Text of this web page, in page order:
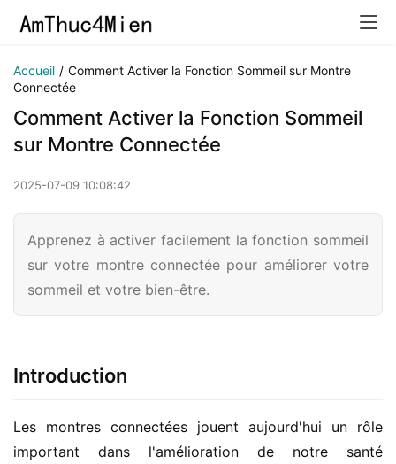
Accueil / Comment Activer la Fonction Sommeil sur Montre
Connectée
Comment Activer la Fonction Sommeil
sur Montre Connectée
2025-07-09 10:08:42
Apprenez à activer facilement la fonction sommeil
sur votre montre connectée pour améliorer votre
sommeil et votre bien-être.
Introduction
Les montres connectées jouent aujourd'hui un rôle
important dans l'amélioration de notre santé